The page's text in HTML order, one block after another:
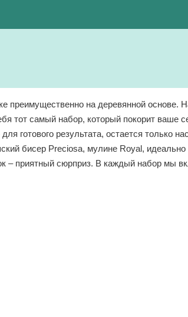
преимущественно на деревянной
тот самый набор, который покорит ваше
готового результата, остается только
бисер Preciosa, мулине Royal, идеально
приятный сюрприз. В каждый набор мы